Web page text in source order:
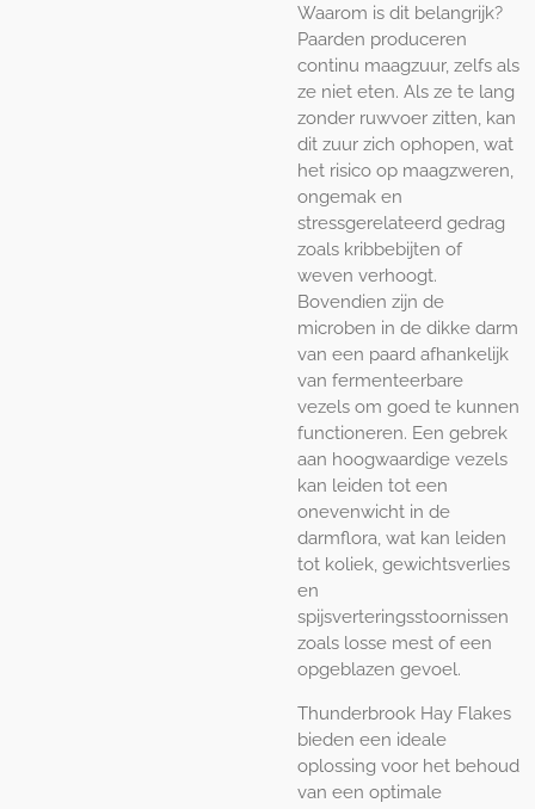
Waarom is dit belangrijk?
Paarden produceren
continu maagzuur, zelfs als
ze niet eten. Als ze te lang
zonder ruwvoer zitten, kan
dit zuur zich ophopen, wat
het risico op maagzweren,
ongemak en
stressgerelateerd gedrag
zoals kribbebijten of
weven verhoogt.
Bovendien zijn de
microben in de dikke darm
van een paard afhankelijk
van fermenteerbare
vezels om goed te kunnen
functioneren. Een gebrek
aan hoogwaardige vezels
kan leiden tot een
onevenwicht in de
darmflora, wat kan leiden
tot koliek, gewichtsverlies
en
spijsverteringsstoornissen
zoals losse mest of een
opgeblazen gevoel.
Thunderbrook Hay Flakes
bieden een ideale
oplossing voor het behoud
van een optimale